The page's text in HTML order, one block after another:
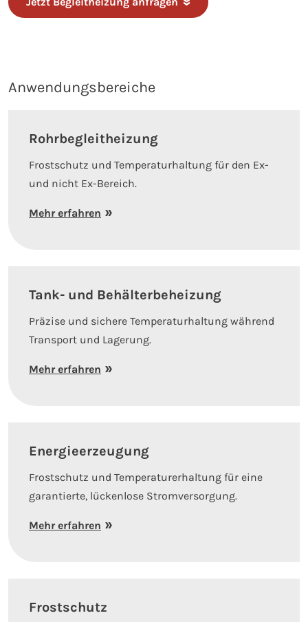
Anwendungsbereiche
Rohrbegleitheizung
Frostschutz und Temperaturhaltung für den Ex-
und nicht Ex-Bereich.
Mehr erfahren
Tank- und Behälterbeheizung
Präzise und sichere Temperaturhaltung während
Transport und Lagerung.
Mehr erfahren
Energieerzeugung
Frostschutz und Temperaturerhaltung für eine
garantierte, lückenlose Stromversorgung.
Mehr erfahren
Frostschutz